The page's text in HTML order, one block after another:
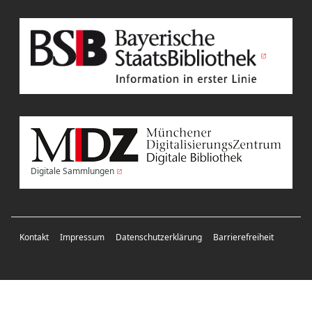
Digitale Sammlungen
Kontakt Impressum Datenschutzerklärung Barrierefreiheit